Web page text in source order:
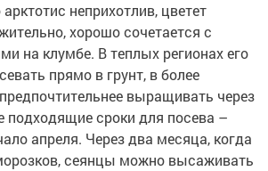
неприхотлив, цветет
хорошо сочетается с
на клумбе. В теплых регионах его
прямо в грунт, в более
выращивать через
подходящие сроки для посева –
апреля. Через два месяца, когда
сеянцы можно высаживать